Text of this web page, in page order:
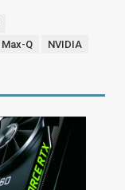
Max-Q
NVIDIA